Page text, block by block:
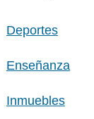
Deportes
Enseñanza
Inmuebles